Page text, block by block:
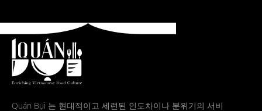
Quán Bụi 는 현대적이고 세련된 인도차이나 분위기의 서비